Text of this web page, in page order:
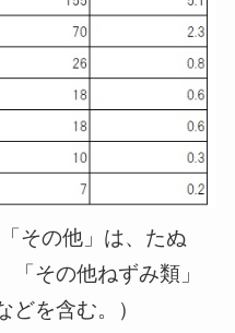
その他」は、たぬ
「その他ねずみ類」
どを含む。）